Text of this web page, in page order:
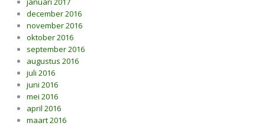
december 2016
november 2016
oktober 2016
september 2016
augustus 2016
juli 2016
juni 2016
mei 2016
april 2016
maart 2016